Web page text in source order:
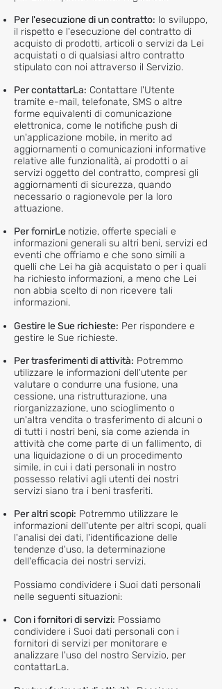
Per l'esecuzione di un contratto: lo sviluppo,
il rispetto e l'esecuzione del contratto di
acquisto di prodotti, articoli o servizi da Lei
acquistati o di qualsiasi altro contratto
stipulato con noi attraverso il Servizio.
Per contattarLa: Contattare l'Utente
tramite e-mail, telefonate, SMS o altre
forme equivalenti di comunicazione
elettronica, come le notifiche push di
un'applicazione mobile, in merito ad
aggiornamenti o comunicazioni informative
relative alle funzionalità, ai prodotti o ai
servizi oggetto del contratto, compresi gli
aggiornamenti di sicurezza, quando
necessario o ragionevole per la loro
attuazione.
Per fornirLe notizie, offerte speciali e
informazioni generali su altri beni, servizi ed
eventi che offriamo e che sono simili a
quelli che Lei ha già acquistato o per i quali
ha richiesto informazioni, a meno che Lei
non abbia scelto di non ricevere tali
informazioni.
Gestire le Sue richieste: Per rispondere e
gestire le Sue richieste.
Per trasferimenti di attività: Potremmo
utilizzare le informazioni dell'utente per
valutare o condurre una fusione, una
cessione, una ristrutturazione, una
riorganizzazione, uno scioglimento o
un'altra vendita o trasferimento di alcuni o
di tutti i nostri beni, sia come azienda in
attività che come parte di un fallimento, di
una liquidazione o di un procedimento
simile, in cui i dati personali in nostro
possesso relativi agli utenti dei nostri
servizi siano tra i beni trasferiti.
Per altri scopi: Potremmo utilizzare le
informazioni dell'utente per altri scopi, quali
l'analisi dei dati, l'identificazione delle
tendenze d'uso, la determinazione
dell'efficacia dei nostri servizi.
Possiamo condividere i Suoi dati personali
nelle seguenti situazioni:
Con i fornitori di servizi: Possiamo
condividere i Suoi dati personali con i
fornitori di servizi per monitorare e
analizzare l'uso del nostro Servizio, per
contattarLa.